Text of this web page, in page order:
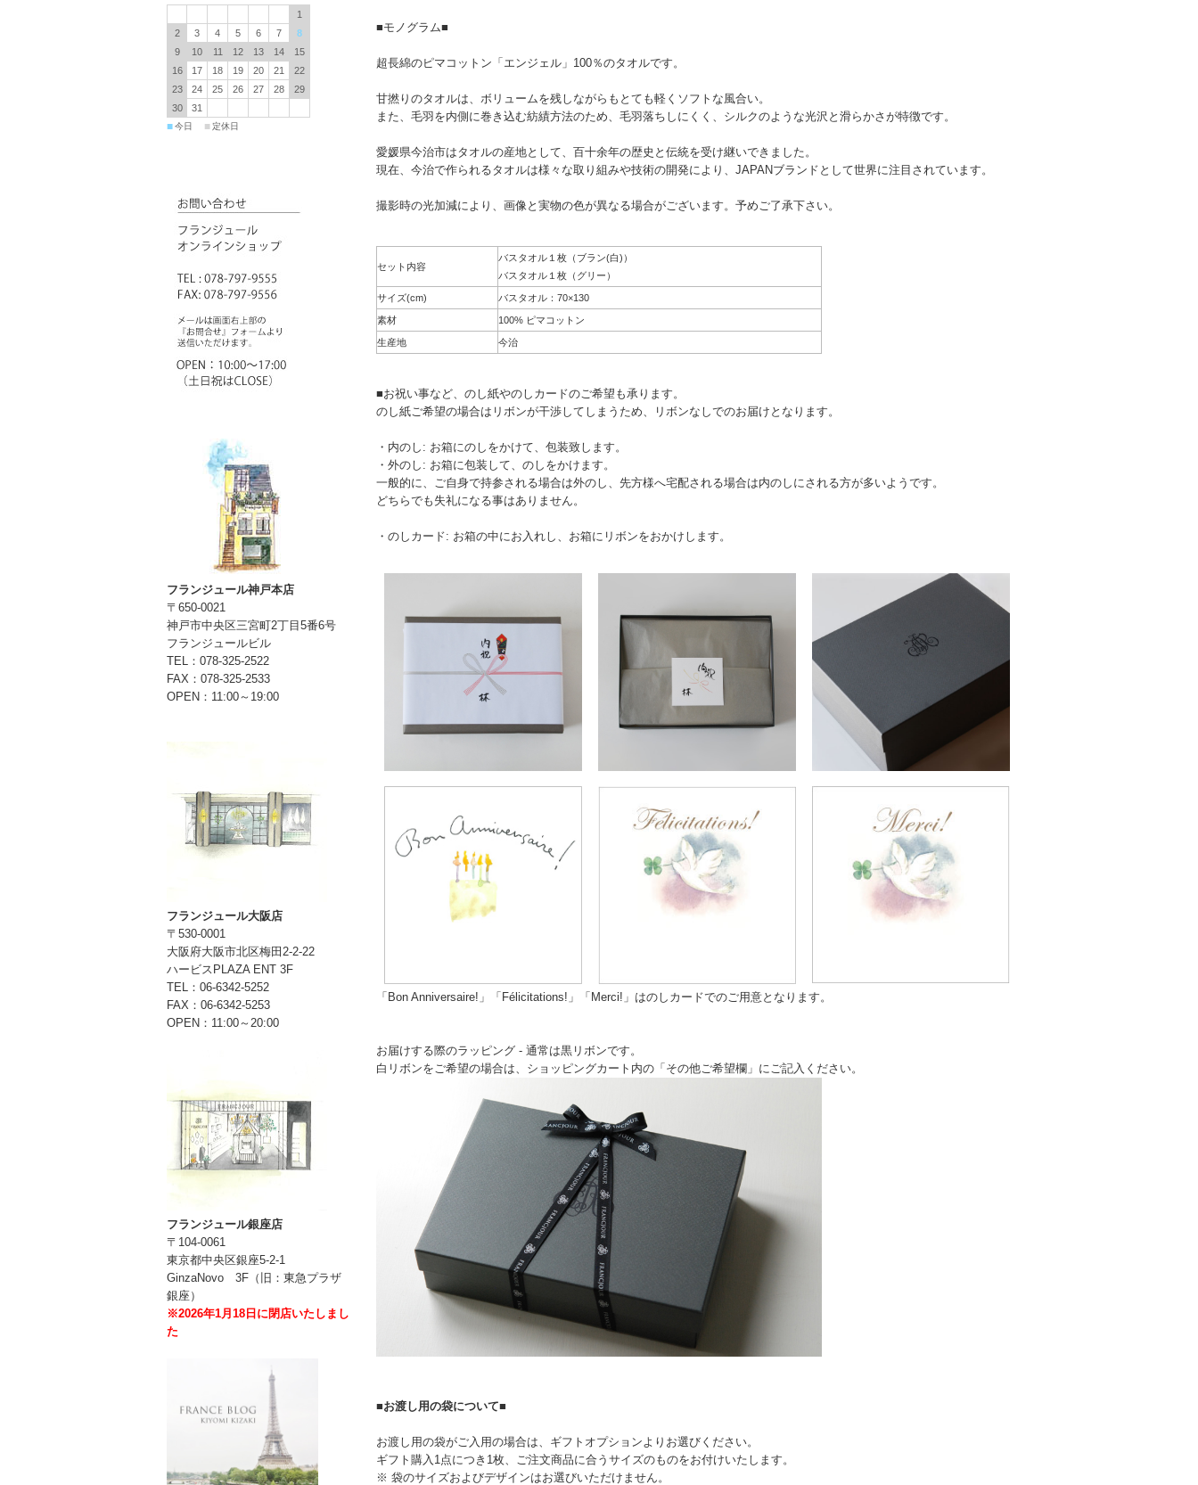
■モノグラム■
超長綿のピマコットン「エンジェル」100％のタオルです。
甘撚りのタオルは、ボリュームを残しながらもとても軽くソフトな風合い。
また、毛羽を内側に巻き込む紡績方法のため、毛羽落ちしにくく、シルクのような光沢と滑らかさが特徴です。
愛媛県今治市はタオルの産地として、百十余年の歴史と伝統を受け継いできました。
現在、今治で作られるタオルは様々な取り組みや技術の開発により、JAPANブランドとして世界に注目されています。
撮影時の光加減により、画像と実物の色が異なる場合がございます。予めご了承下さい。
セット内容
バスタオル１枚（ブラン(白)）
バスタオル１枚（グリー）
サイズ(cm) バスタオル：70×130
素材 100% ピマコットン
生産地 今治
■お祝い事など、のし紙やのしカードのご希望も承ります。
のし紙ご希望の場合はリボンが干渉してしまうため、リボンなしでのお届けとなります。
・内のし: お箱にのしをかけて、包装致します。
・外のし: お箱に包装して、のしをかけます。
一般的に、ご自身で持参される場合は外のし、先方様へ宅配される場合は内のしにされる方が多いようです。
どちらでも失礼になる事はありません。
・のしカード: お箱の中にお入れし、お箱にリボンをおかけします。
「Bon Anniversaire!」「Félicitations!」「Merci!」はのしカードでのご用意となります。
お届けする際のラッピング - 通常は黒リボンです。
白リボンをご希望の場合は、ショッピングカート内の「その他ご希望欄」にご記入ください。
■お渡し用の袋について■
お渡し用の袋がご入用の場合は、ギフトオプションよりお選びください。
ギフト購入1点につき1枚、ご注文商品に合うサイズのものをお付けいたします。
※ 袋のサイズおよびデザインはお選びいただけません。
1
2
3 4 5 6 7
8
9
10 11 12 13 14
15
16
17 18 19 20 21
22
23
24 25 26 27 28
29
30
31
■今日 ■ 定休日
フランジュール神戸本店
〒650-0021
神戸市中央区三宮町2丁目5番6号
フランジュールビル
TEL：078-325-2522
FAX：078-325-2533
OPEN：11:00～19:00
フランジュール大阪店
〒530-0001
大阪府大阪市北区梅田2-2-22
ハービスPLAZA ENT 3F
TEL：06-6342-5252
FAX：06-6342-5253
OPEN：11:00～20:00
フランジュール銀座店
〒104-0061
東京都中央区銀座5-2-1
GinzaNovo 3F（旧：東急プラザ
銀座）
※2026年1月18日に閉店いたしまし
た